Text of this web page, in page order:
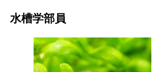
水槽学部員